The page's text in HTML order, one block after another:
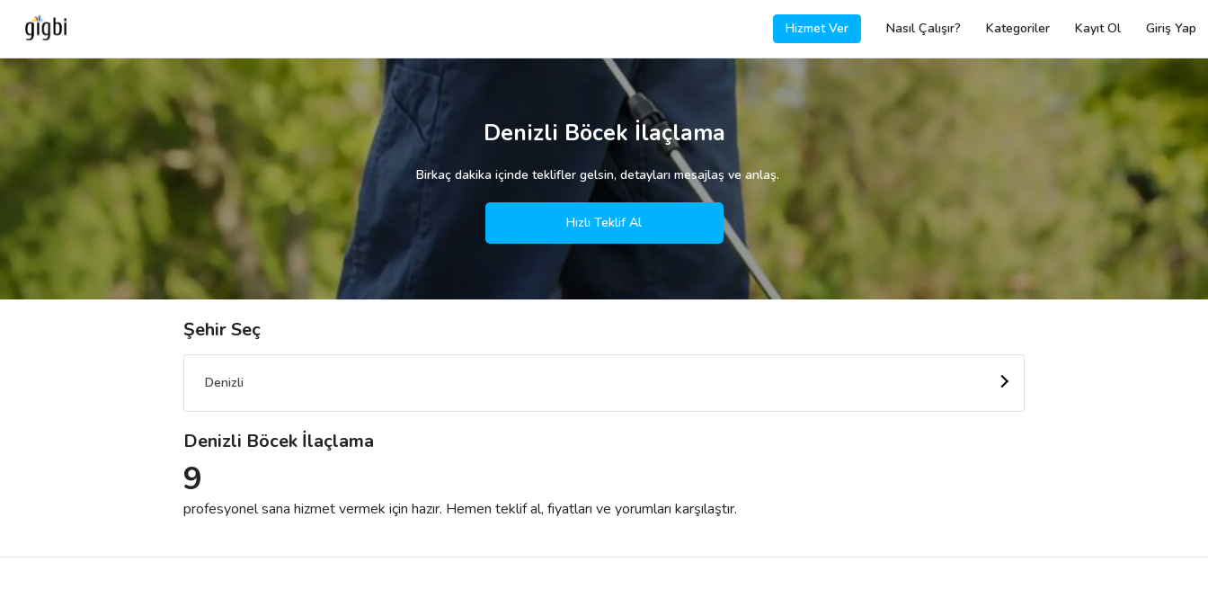
Hizmet Ver Nasıl Çalışır? Kategoriler Kayıt Ol Giriş Yap
Anasayfa
Giriş Yap
Kayıt Ol
Kategoriler
Denizli Böcek İlaçlama
Birkaç dakika içinde teklifler gelsin, detayları mesajlaş ve anlaş.
Hızlı Teklif Al
Şehir Seç
Denizli
Denizli Böcek İlaçlama
9
profesyonel sana hizmet vermek için hazır. Hemen teklif al, fiyatları ve yorumları karşılaştır.